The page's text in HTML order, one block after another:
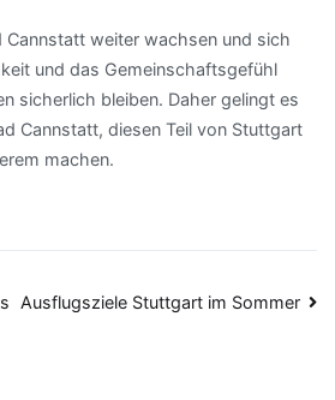
Cannstatt weiter wachsen und sich
und das Gemeinschaftsgefühl
sicherlich bleiben. Daher gelingt es
Cannstatt, diesen Teil von Stuttgart
machen.
Ausflugsziele Stuttgart im Sommer